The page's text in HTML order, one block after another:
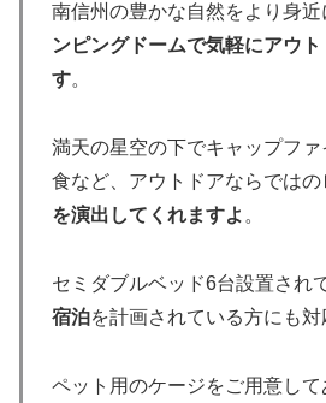
南信州の豊かな自然をより身近
ンピングドームで気軽にアウ
す。
満天の星空の下でキャップフ
食など、アウトドアならではの
を演出してくれますよ 。
セミダブルベッド6台設置され
宿泊を計画されている方にも対
ペット用のケージをご用意して